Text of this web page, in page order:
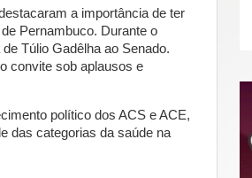
a importância de ter
Pernambuco. Durante o
Túlio Gadêlha ao Senado.
convite sob aplausos e
político dos ACS e ACE,
das categorias da saúde na